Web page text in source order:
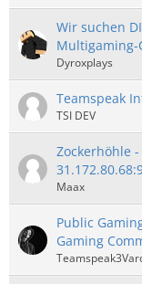
Wir suchen
Multigaming-
Dyroxplays
Teamspeak
TSI DEV
Zockerhöhle
Maax
Public
Gaming